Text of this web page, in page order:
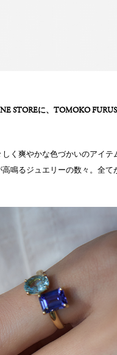
STOREに、TOMOKO
く爽やかな色づかいのアイテ
鳴るジュエリーの数々。全